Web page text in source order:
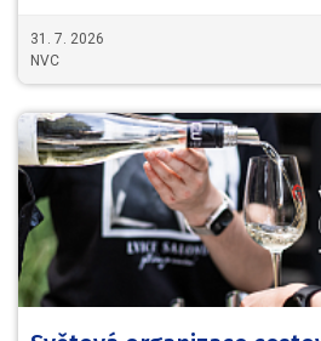
31. 7. 2026
NVC